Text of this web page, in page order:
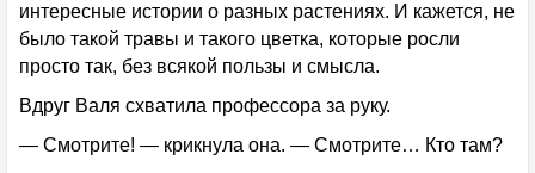
интересные истории о разных растениях. И кажется, не
было такой травы и такого цветка, которые росли
просто так, без всякой пользы и смысла.
Вдруг Валя схватила профессора за руку.
— Смотрите! — крикнула она. — Смотрите… Кто там?